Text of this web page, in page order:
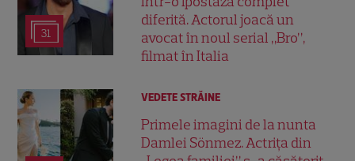
31
diferită. Actorul joacă un
avocat în noul serial „Bro”,
filmat în Italia
VEDETE STRĂINE
Primele imagini de la nunta
Damlei Sönmez. Actrița din